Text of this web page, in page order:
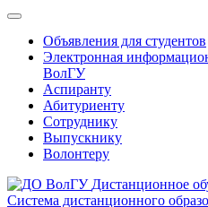
Объявления для студентов
Электронная
ВолГУ
Аспиранту
Абитуриенту
Сотруднику
Выпускнику
Волонтеру
Дистанционное
Система дистанционного